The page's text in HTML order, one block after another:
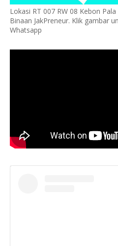
Lokasi RT 007 RW 08 Kebon
Binaan JakPreneur. Klik gambar
Whatsapp